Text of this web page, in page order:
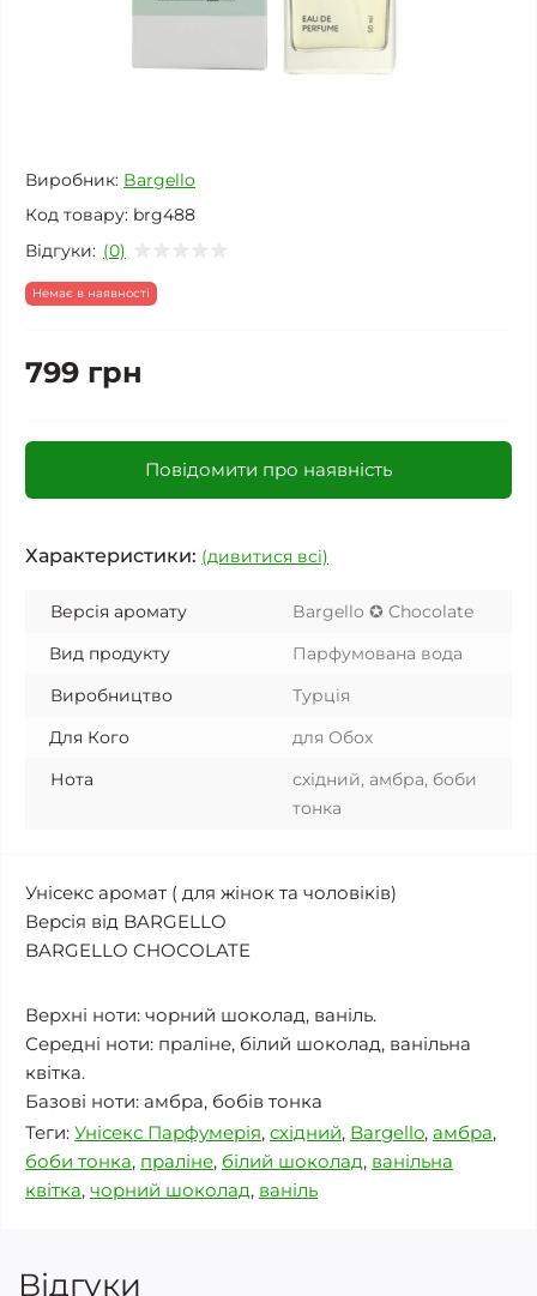
Виробник: Bargello
Код товару: brg488
Відгуки: (0)
Немає в наявності
799 грн
Повідомити про наявність
Характеристики: (дивитися всі)
Версія аромату
Bargello ✪ Chocolate
Вид продукту
Парфумована вода
Виробництво
Турція
Для Кого
для Обох
Нота
східний, амбра, боби
тонка
Унісекс аромат ( для жінок та чоловіків)
Версія від BARGELLO
BARGELLO CHOCOLATE
Верхні ноти: чорний шоколад, ваніль.
Середні ноти: праліне, білий шоколад, ванільна
квітка.
Базові ноти: амбра, бобів тонка
Теги: Унісекс Парфумерія, східний, Bargello, амбра,
боби тонка, праліне, білий шоколад, ванільна
квітка, чорний шоколад, ваніль
Відгуки